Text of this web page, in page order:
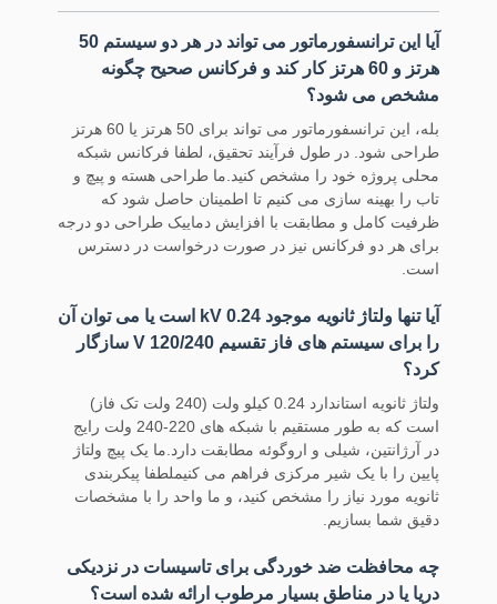
آیا این ترانسفورماتور می تواند در هر دو سیستم 50
هرتز و 60 هرتز کار کند و فرکانس صحیح چگونه
مشخص می شود؟
بله، این ترانسفورماتور می تواند برای 50 هرتز یا 60 هرتز
طراحی شود. در طول فرآیند تحقیق، لطفا فرکانس شبکه
محلی پروژه خود را مشخص کنید.ما طراحی هسته و پیچ و
تاب را بهینه سازی می کنیم تا اطمینان حاصل شود که
ظرفیت کامل و مطابقت با افزایش دماییک طراحی دو درجه
برای هر دو فرکانس نیز در صورت درخواست در دسترس
است.
آیا تنها ولتاژ ثانویه موجود 0.24 kV است یا می توان آن
را برای سیستم های فاز تقسیم 120/240 V سازگار
کرد؟
ولتاژ ثانویه استاندارد 0.24 کیلو ولت (240 ولت تک فاز)
است که به طور مستقیم با شبکه های 220-240 ولت رایج
در آرژانتین، شیلی و اروگوئه مطابقت دارد.ما یک پیچ ولتاژ
پایین را با یک شیر مرکزی فراهم می کنیملطفا پیکربندی
ثانویه مورد نیاز را مشخص کنید، و ما واحد را با مشخصات
دقیق شما بسازیم.
چه محافظت ضد خوردگی برای تاسیسات در نزدیکی
دریا یا در مناطق بسیار مرطوب ارائه شده است؟